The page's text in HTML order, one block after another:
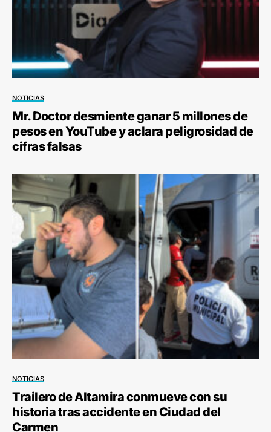
NOTICIAS
Mr. Doctor desmiente ganar 5 millones de
pesos en YouTube y aclara peligrosidad de
cifras falsas
NOTICIAS
Trailero de Altamira conmueve con su
historia tras accidente en Ciudad del
Carmen